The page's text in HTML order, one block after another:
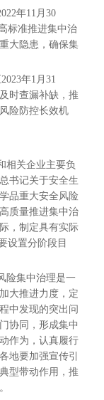
年11月30
标准推进集中治
大隐患，确保集
年1月31
时查漏补缺，推
险防控长效机
关企业主要负
书记关于安全生
品重大安全风险
质量推进集中治
，制定具有实际
设置分阶段目
集中治理是一
大推进力度，定
中发现的突出问
协同，形成集中
作为，认真履行
地要加强宣传引
型带动作用，推